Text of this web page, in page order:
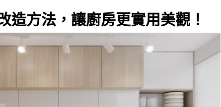
造方法，讓廚房更實用美觀！